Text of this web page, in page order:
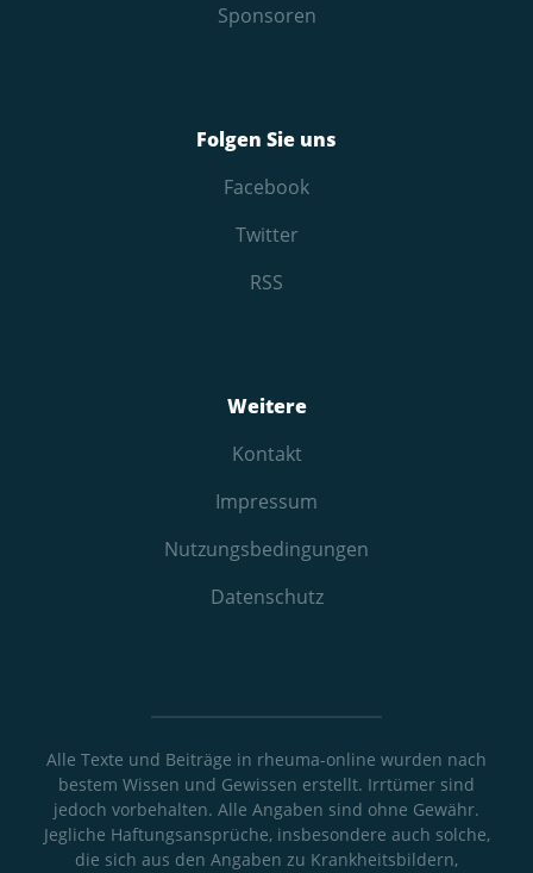
Sponsoren
Folgen Sie uns
Facebook
Twitter
RSS
Weitere
Kontakt
Impressum
Nutzungs­bedingungen
Datenschutz
Alle Texte und Beiträge in rheuma-online wurden nach
bestem Wissen und Gewissen erstellt. Irrtümer sind
jedoch vorbehalten. Alle Angaben sind ohne Gewähr.
Jegliche Haftungsansprüche, insbesondere auch solche,
die sich aus den Angaben zu Krankheitsbildern,